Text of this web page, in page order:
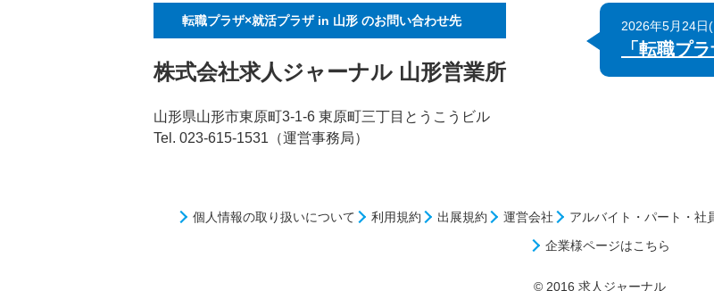
2026年5月24日
「転職プ
転職プラザ×就活プラザ in 山形 のお問い合わせ先
株式会社求人ジャーナル 山形営業所
山形県山形市東原町3-1-6 東原町三丁目とうこうビル
Tel. 023-615-1531（運営事務局）
個人情報の取り扱いについて 利用規約 出展規約 運営会社 アルバイト・パート・社
企業様ページはこちら
© 2016 求人ジャーナル